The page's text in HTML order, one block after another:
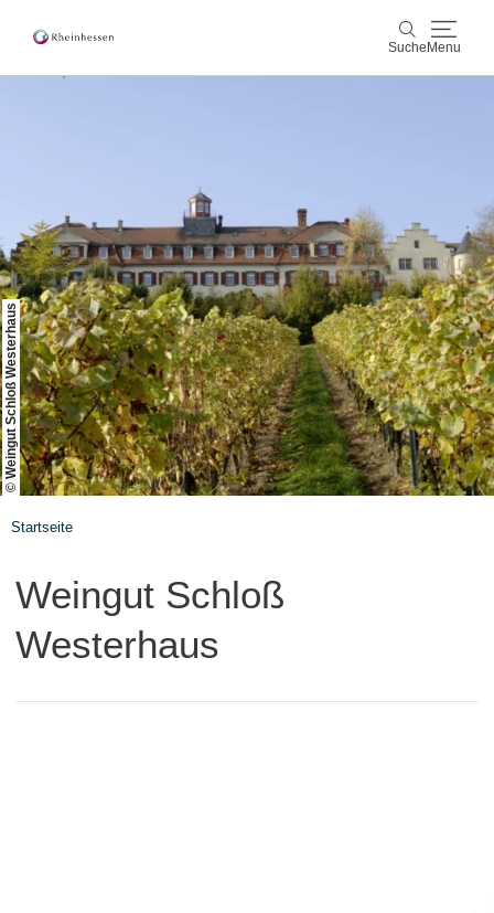
Suche Menu
Aktiv & Natur
Kultur & Städte
Veranstaltungen
Buchung & Service
ShopRheinhessen-Blog Karte
© Weingut Schloß Westerhaus
Startseite
Weingut Schloß
Westerhaus